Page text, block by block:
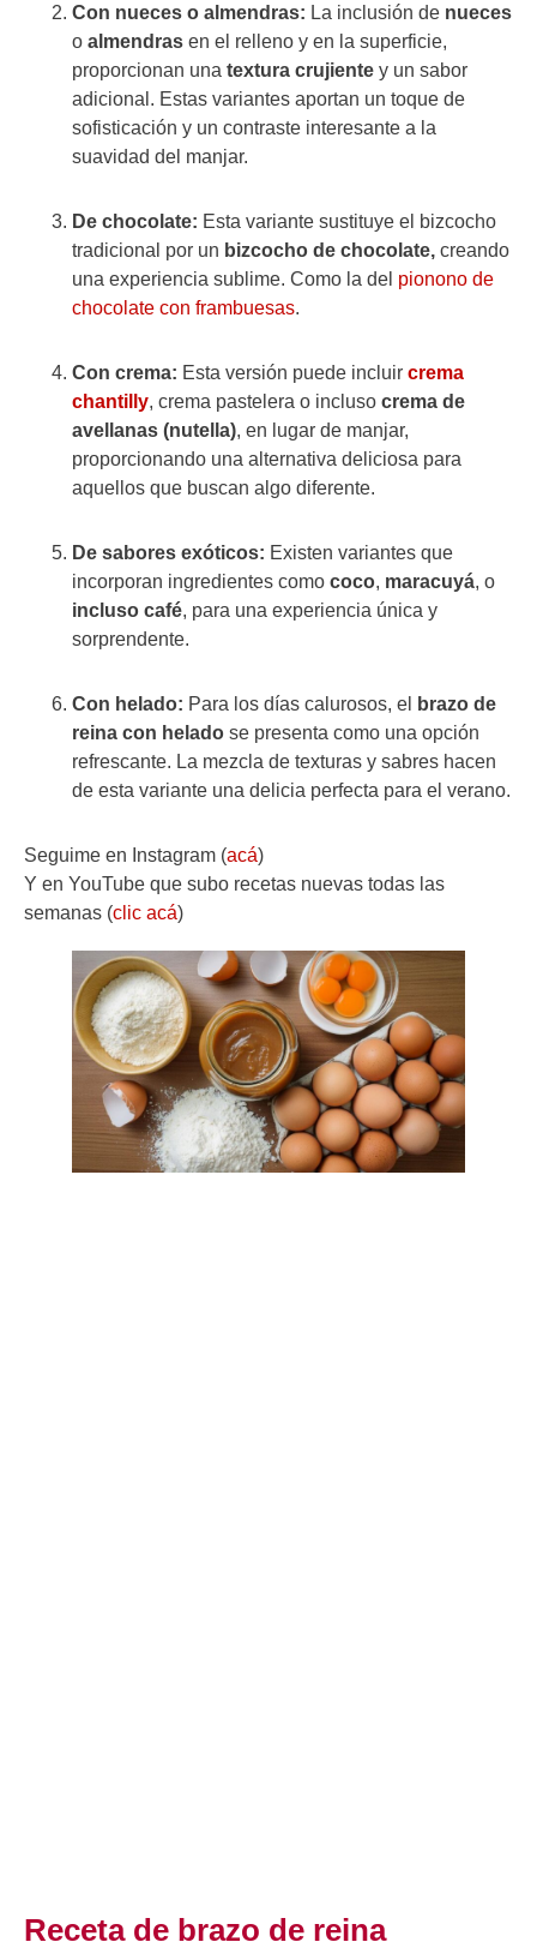
Con nueces o almendras: La inclusión de nueces
o almendras en el relleno y en la superficie,
proporcionan una textura crujiente y un sabor
adicional. Estas variantes aportan un toque de
sofisticación y un contraste interesante a la
suavidad del manjar.
De chocolate: Esta variante sustituye el bizcocho
tradicional por un bizcocho de chocolate, creando
una experiencia sublime. Como la del pionono de
chocolate con frambuesas.
Con crema: Esta versión puede incluir crema
chantilly, crema pastelera o incluso crema de
avellanas (nutella), en lugar de manjar,
proporcionando una alternativa deliciosa para
aquellos que buscan algo diferente.
De sabores exóticos: Existen variantes que
incorporan ingredientes como coco, maracuyá, o
incluso café, para una experiencia única y
sorprendente.
Con helado: Para los días calurosos, el
brazo de
reina con helado se presenta como una opción
refrescante. La mezcla de texturas y sabres hacen
de esta variante una delicia perfecta para el verano.
Seguime en Instagram (acá)
Y en YouTube que subo recetas nuevas todas las
semanas (clic acá)
Receta de brazo de reina